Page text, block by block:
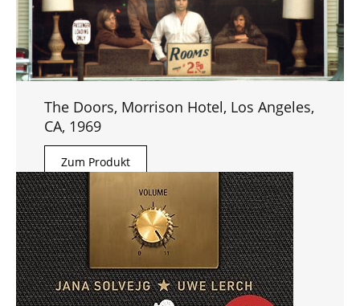
The Doors, Morrison Hotel, Los Angeles,
CA, 1969
Zum Produkt